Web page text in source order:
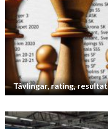
Tävlingar, rating, resultat